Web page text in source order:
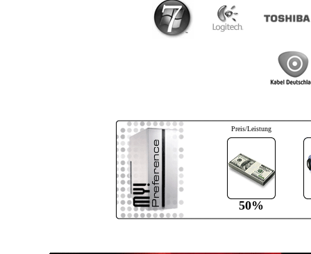
Preis/Leistung
50%